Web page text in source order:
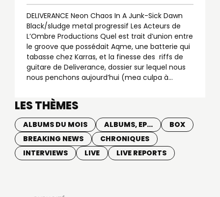
DELIVERANCE Neon Chaos In A Junk-Sick Dawn
Black/sludge metal progressif Les Acteurs de
L’Ombre Productions Quel est trait d’union entre
le groove que possédait Aqme, une batterie qui
tabasse chez Karras, et la finesse des riffs de
guitare de Deliverance, dossier sur lequel nous
nous penchons aujourd’hui (mea culpa à…
LES THÈMES
ALBUMS DU MOIS ALBUMS, EP...
BOX
BREAKING NEWS
CHRONIQUES
INTERVIEWS
LIVE LIVE REPORTS